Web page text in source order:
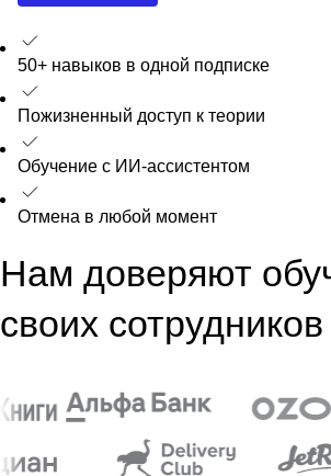
50+ навыков в одной подписке
Пожизненный доступ к теории
Обучение с ИИ-ассистентом
Отмена в любой момент
Нам доверяют
своих сотрудников